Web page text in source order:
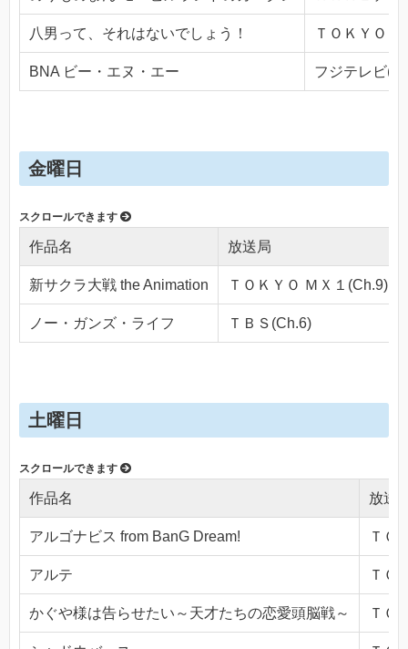
八男って、それはないでしょう！ ＴＯＫＹＯ
BNA ビー・エヌ・エー フジテレビ
金曜日
作品名 放送局
新サクラ大戦 the Animation ＴＯＫＹＯ ＭＸ１(Ch.9)
ノー・ガンズ・ライフ ＴＢＳ(Ch.6)
土曜日
作品名 放送
アルゴナビス from BanG Dream! ＴＯ
アルテ ＴＯ
かぐや様は告らせたい～天才たちの恋愛頭脳戦～ ＴＯ